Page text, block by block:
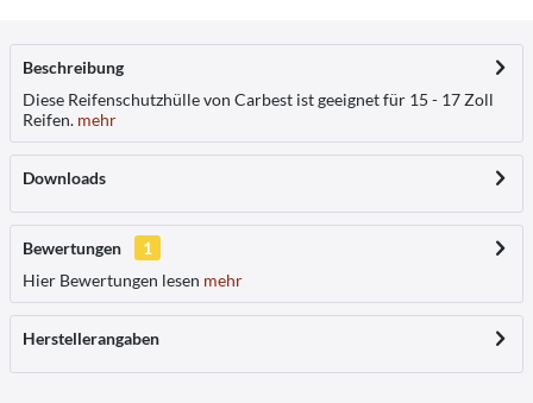
Beschreibung
Diese Reifenschutzhülle von Carbest ist geeignet für 15 - 17 Zoll
Reifen. mehr
Downloads
Bewertungen
1
Hier Bewertungen lesen mehr
Herstellerangaben